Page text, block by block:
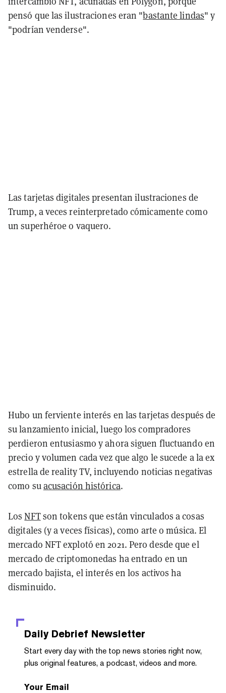
pensó que las ilustraciones eran "bastante lindas" y
"podrían venderse".
Las tarjetas digitales presentan ilustraciones de
Trump, a veces reinterpretado cómicamente como
un superhéroe o vaquero.
Hubo un ferviente interés en las tarjetas después de
su lanzamiento inicial, luego los compradores
perdieron entusiasmo y ahora siguen fluctuando en
precio y volumen cada vez que algo le sucede a la ex
estrella de reality TV, incluyendo noticias negativas
como suacusación histórica.
LosNFTsontokens que están vinculados a cosas
digitales (y a veces físicas), como arte o música. El
mercado NFT explotó en 2021. Pero desde que el
mercado de criptomonedas ha entrado en un
mercado bajista, el interés en los activos ha
disminuido.
Daily Debrief Newsletter
Start every day with the top news stories right now,
plus original features, a podcast, videos and more.
Your Email